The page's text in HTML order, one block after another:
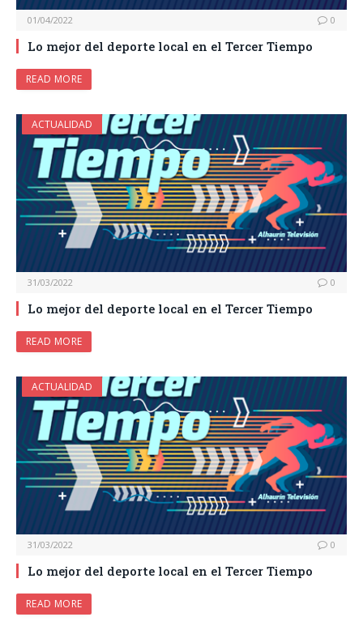
01/04/2022 0
Lo mejor del deporte local en el Tercer Tiempo
READ MORE
ACTUALIDAD
31/03/2022 0
Lo mejor del deporte local en el Tercer Tiempo
READ MORE
ACTUALIDAD
31/03/2022 0
Lo mejor del deporte local en el Tercer Tiempo
READ MORE